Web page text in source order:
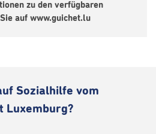
zu den verfügbaren
auf www.guichet.lu
Sozialhilfe vom
Luxemburg?